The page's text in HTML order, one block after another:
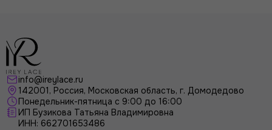
info@ireylace.ru
142001 , Россия, Московская область, г. Домодедово
Понедельник-пятница с 9:00 до 16:00
ИП Бузикова Татьяна Владимировна
ИНН: 662701653486